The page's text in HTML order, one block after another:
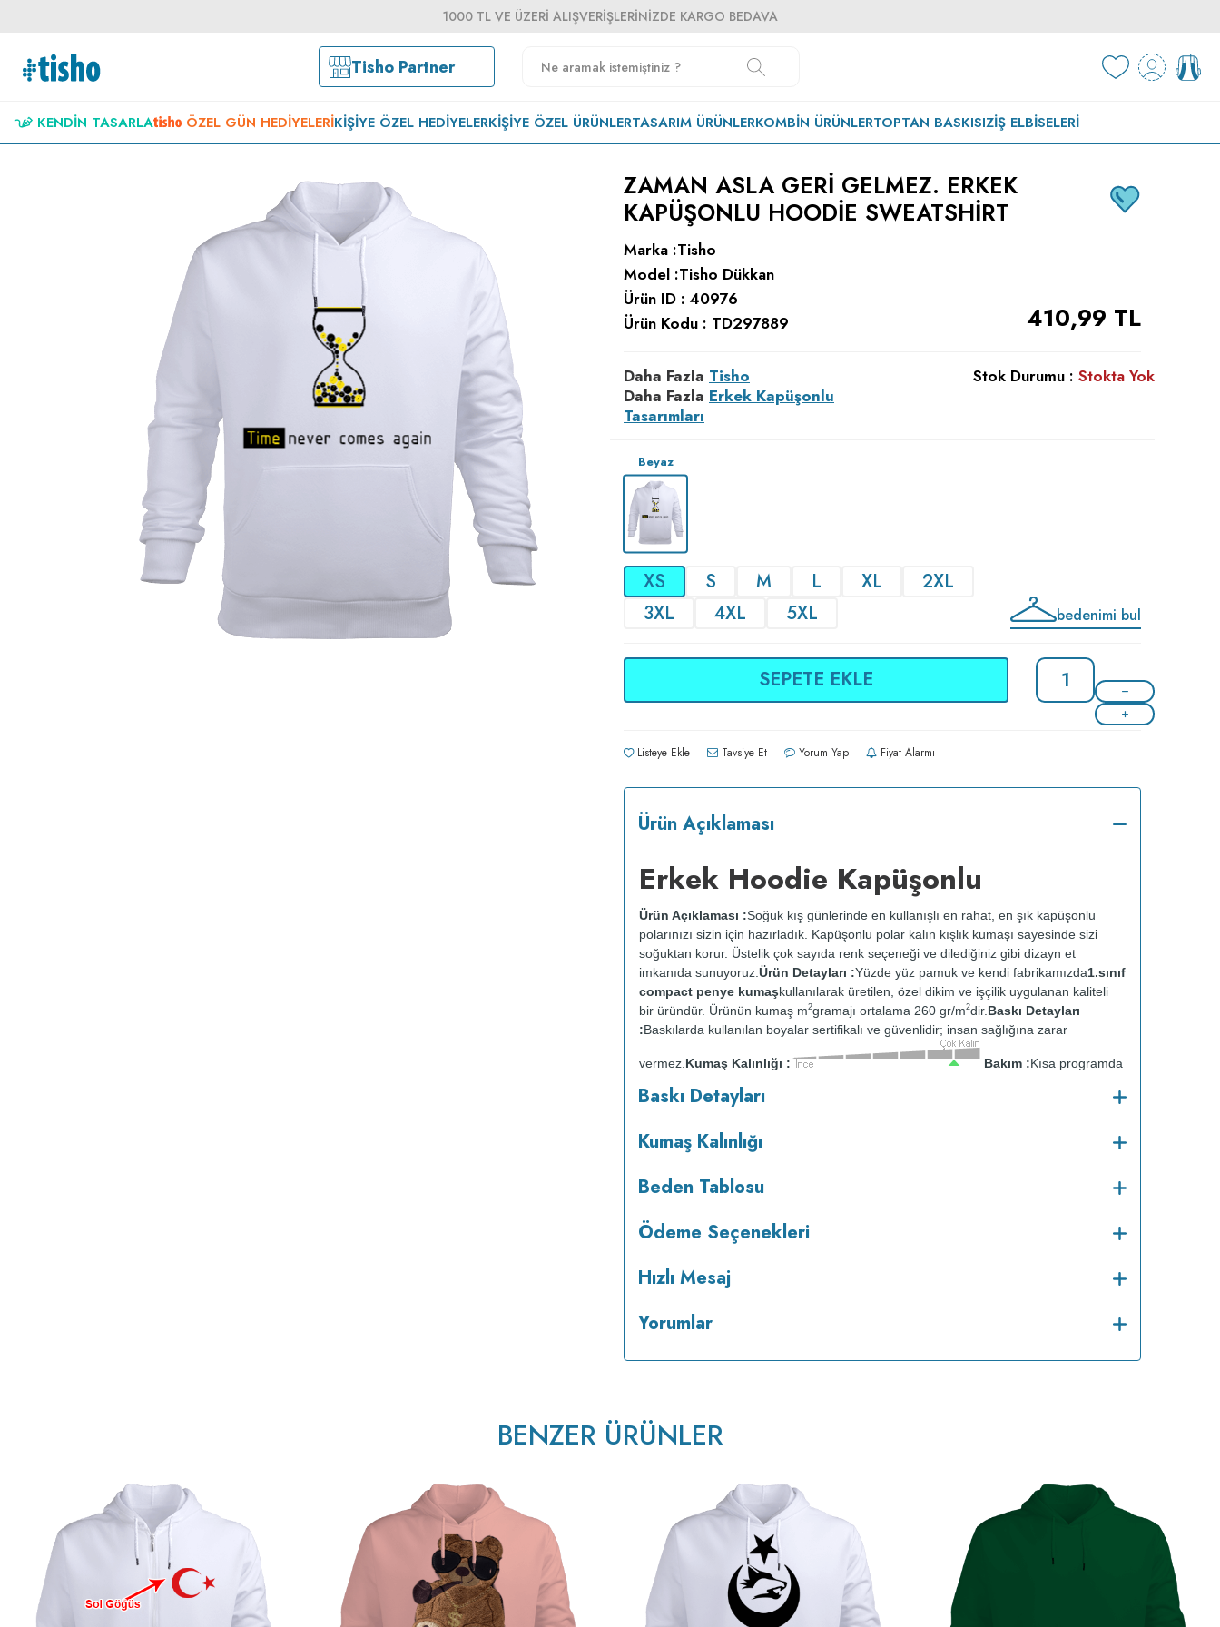
1000 TL VE ÜZERI ALIŞVERIŞLERINIZDE KARGO BEDAVA
Tisho Partner
KENDIN TASARLA ÖZEL GÜN HEDIYELERIKIŞIYE ÖZEL HEDIYELERKIŞIYE ÖZEL ÜRÜNLERTASARIM ÜRÜNLERKOMBIN ÜRÜNLERTOPTAN BASKISIZİŞ ELBISELERI
ZAMAN ASLA GERI GELMEZ. ERKEK
KAPÜŞONLU HOODIE SWEATSHIRT
Marka :Tisho
Model :Tisho Dükkan
Ürün ID : 40976
Ürün Kodu : TD297889 410,99 TL
Daha Fazla Tisho
Daha Fazla Erkek Kapüşonlu
Tasarımları
Stok Durumu : Stokta Yok
Beyaz
XS S M L XL
2XL
3XL
4XL 5XL bedenimi bul
SEPETE EKLE
Listeye Ekle Tavsiye Et Yorum Yap Fiyat Alarmı
Ürün Açıklaması
Erkek Hoodie Kapüşonlu
Ürün Açıklaması :Soğuk kış günlerinde en kullanışlı en rahat, en şık kapüşonlu
polarınızı sizin için hazırladık. Kapüşonlu polar kalın kışlık kumaşı sayesinde sizi
soğuktan korur. Üstelik çok sayıda renk seçeneği ve dilediğiniz gibi dizayn et
imkanıda sunuyoruz. Ürün Detayları :Yüzde yüz pamuk ve kendi fabrikamızda1.sınıf
compact penye kumaşkullanılarak üretilen, özel dikim ve işçilik uygulanan kaliteli
bir üründür. Ürünün kumaş m2gramajı ortalama 260 gr/m2dir. Baskı Detayları
:Baskılarda kullanılan boyalar sertifikalı ve güvenlidir; insan sağlığına zarar
vermez. Kumaş Kalınlığı : Bakım :Kısa programda
makinesinde kurutulmaz.
Baskı Detayları
Kumaş Kalınlığı
Beden Tablosu
Ödeme Seçenekleri
Hızlı Mesaj
Yorumlar
BENZER ÜRÜNLER